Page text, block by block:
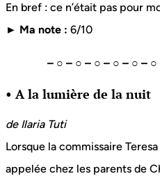
En bref : ce n’était pas pour
► Ma note : 6/10
– ○ – ○ – ○ – ○ – ○ –
• A la lumière de la nuit
de Ilaria Tuti
Lorsque la commissaire
appelée chez les parents de